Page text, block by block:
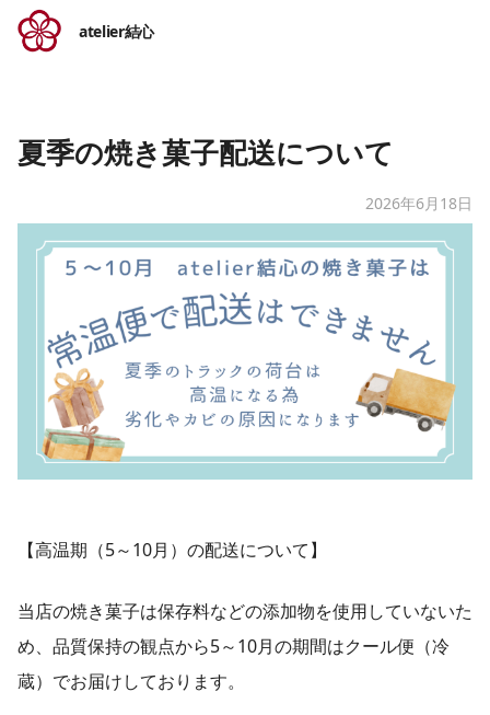
atelier結心
夏季の焼き菓子配送について
2026年6月18日
【高温期（5～10月）の配送について】
当店の焼き菓子は保存料などの添加物を使用していないた
め、品質保持の観点から5～10月の期間はクール便（冷
蔵）でお届けしております。